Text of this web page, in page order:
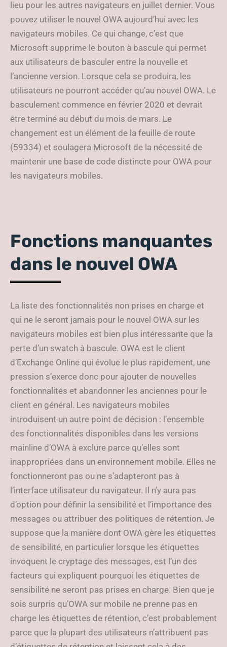
lieu pour les autres navigateurs en juillet dernier. Vous
pouvez utiliser le nouvel OWA aujourd’hui avec les
navigateurs mobiles. Ce qui change, c’est que
Microsoft supprime le bouton à bascule qui permet
aux utilisateurs de basculer entre la nouvelle et
l’ancienne version. Lorsque cela se produira, les
utilisateurs ne pourront accéder qu’au nouvel OWA. Le
basculement commence en février 2020 et devrait
être terminé au début du mois de mars. Le
changement est un élément de la feuille de route
(59334) et soulagera Microsoft de la nécessité de
maintenir une base de code distincte pour OWA pour
les navigateurs mobiles.
Fonctions manquantes
dans le nouvel OWA
La liste des fonctionnalités non prises en charge et
qui ne le seront jamais pour le nouvel OWA sur les
navigateurs mobiles est bien plus intéressante que la
perte d’un swatch à bascule. OWA est le client
d’Exchange Online qui évolue le plus rapidement, une
pression s’exerce donc pour ajouter de nouvelles
fonctionnalités et abandonner les anciennes pour le
client en général. Les navigateurs mobiles
introduisent un autre point de décision : l’ensemble
des fonctionnalités disponibles dans les versions
mainline d’OWA à exclure parce qu’elles sont
inappropriées dans un environnement mobile. Elles ne
fonctionneront pas ou ne s’adapteront pas à
l’interface utilisateur du navigateur. Il n’y aura pas
d’option pour définir la sensibilité et l’importance des
messages ou attribuer des politiques de rétention. Je
suppose que la manière dont OWA gère les étiquettes
de sensibilité, en particulier lorsque les étiquettes
invoquent le cryptage des messages, est l’un des
facteurs qui expliquent pourquoi les étiquettes de
sensibilité ne seront pas prises en charge. Bien que je
sois surpris qu’OWA sur mobile ne prenne pas en
charge les étiquettes de rétention, c’est probablement
parce que la plupart des utilisateurs n’attribuent pas